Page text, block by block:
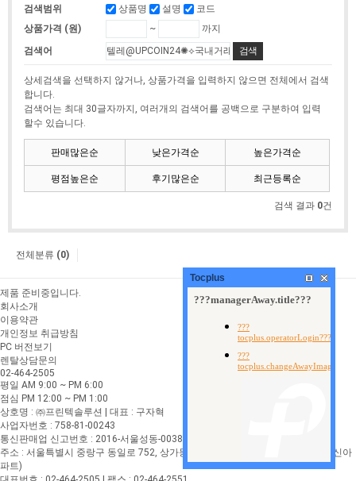
검색범위 상품명 설명
코드
상품가격 (원)
~ 까지
검색어
상세검색을 선택하지 않거나, 상품가격을 입력하지 않으면 전체에서 검색
합니다.
검색어는 최대 30글자까지, 여러개의 검색어를 공백으로 구분하여 입력
할수 있습니다.
판매많은순 낮은가격순 높은가격순
평점높은순 후기많은순 최근등록순
검색 결과 0건
전체분류 (0)
제품 준비중입니다.
회사소개
이용약관
개인정보 취급방침
PC 버전보기
렌탈상담문의
02-464-2505
평일 AM 9:00 ~ PM 6:00
점심 PM 12:00 ~ PM 1:00
상호명 : ㈜프린텍솔루션 | 대표 : 구자혁
사업자번호 : 758-81-00243
통신판매업 신고번호 : 2016-서울성동-00387
주소 : 서울특별시 중랑구 동일로 752, 상가동 지하 1층 비001호 (중화동, 중화한신아
파트)
Tocplus